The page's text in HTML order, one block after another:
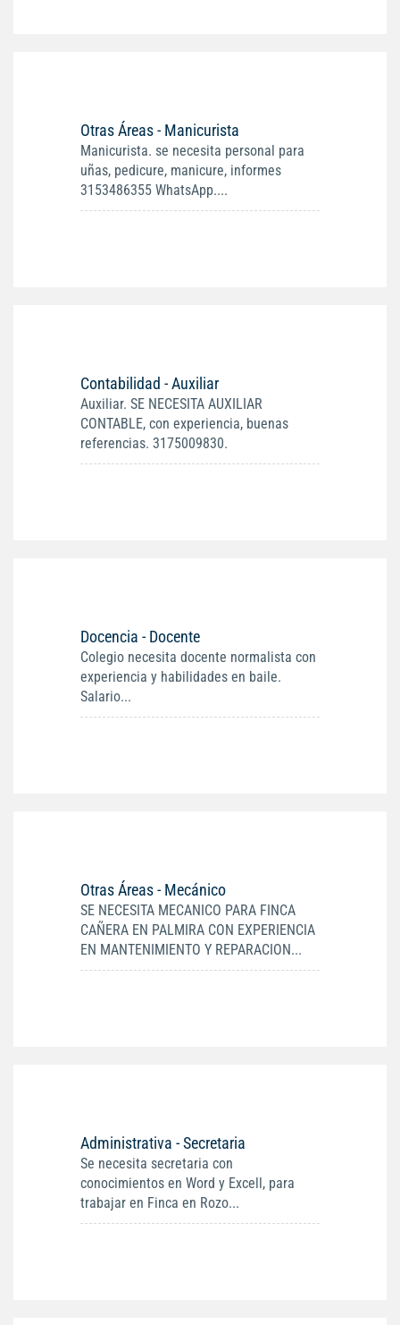
Otras Áreas - Manicurista
Manicurista. se necesita personal para
uñas, pedicure, manicure, informes
3153486355 WhatsApp....
Contabilidad - Auxiliar
Auxiliar. SE NECESITA AUXILIAR
CONTABLE, con experiencia, buenas
referencias. 3175009830.
Docencia - Docente
Colegio necesita docente normalista con
experiencia y habilidades en baile.
Salario...
Otras Áreas - Mecánico
SE NECESITA MECANICO PARA FINCA
CAÑERA EN PALMIRA CON EXPERIENCIA
EN MANTENIMIENTO Y REPARACION...
Administrativa - Secretaria
Se necesita secretaria con
conocimientos en Word y Excell, para
trabajar en Finca en Rozo...